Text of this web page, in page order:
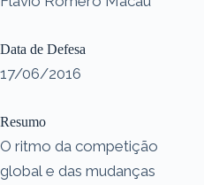
Data de Defesa
17/06/2016
Resumo
O ritmo da competição
global e das mudanças